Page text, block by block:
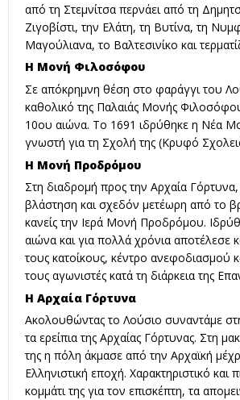
από τη Στεμνίτσα περνάει από τη
Ζιγοβίστι, την Ελάτη, τη Βυτίνα, τη
Μαγούλιανα, το Βαλτεσινίκο και
Η Μονή Φιλοσόφου
Σε απόκρημνη θέση στο φαράγγι του
καθολικό της Παλαιάς Μονής
10ου αιώνα. Το 1691 ιδρύθηκε η Νέα
γνωστή για τη Σχολή της (Κρυφό
Η Μονή Προδρόμου
Στη διαδρομή προς την Αρχαία
βλάστηση και σχεδόν μετέωρη από το
κανείς την Ιερά Μονή Προδρόμου.
αιώνα και για πολλά χρόνια αποτέλεσε
τους κατοίκους, κέντρο ανεφοδιασμού
τους αγωνιστές κατά τη διάρκεια της
Η Αρχαία Γόρτυνα
Ακολουθώντας το Λούσιο συναντάμε
τα ερείπια της Αρχαίας Γόρτυνας. Στη
της η πόλη άκμασε από την Αρχαϊκή
Ελληνιστική εποχή. Χαρακτηριστικό και
κομμάτι της για τον επισκέπτη, τα